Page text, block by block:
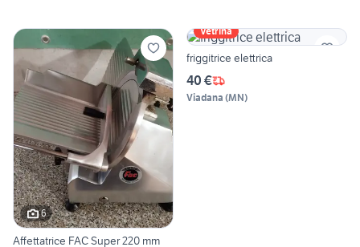
6
Affettatrice FAC Super 220 mm
Vetrina
friggitrice elettrica
40 €
Viadana (MN)